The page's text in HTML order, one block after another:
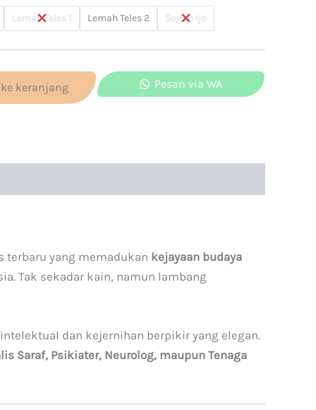
Lemah Teles 1 Lemah Teles 2 Sogan Ijo
keranjang Pesan via WA
yang memadukan kejayaan budaya
Tak sekadar kain, namun lambang
dan kejernihan berpikir yang elegan.
Saraf, Psikiater, Neurolog, maupun Tenaga